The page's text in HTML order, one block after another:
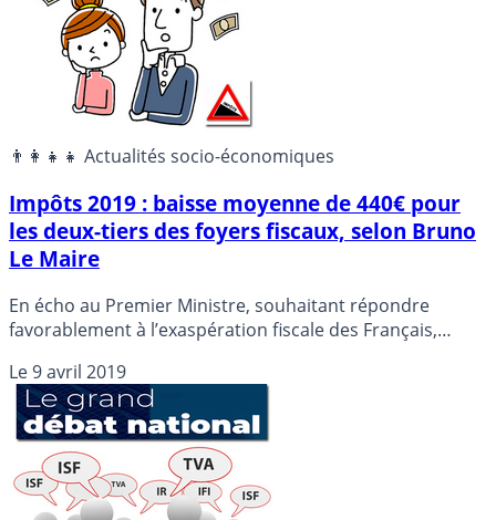
suppression d’une niche fiscale ne peut pas faire
augmenter d’autant les recettes fiscales que le manque à
gagner constaté. Il serait temps de redescendre sur
👨‍👩‍👧‍👧 Actualités socio-économiques
Impôts 2019 : baisse moyenne de 440€ pour
les deux-tiers des foyers fiscaux, selon Bruno
Le Maire
En écho au Premier Ministre, souhaitant répondre
favorablement à l’exaspération fiscale des Français,
déjà en marche. L’économie étant de 440€ en moyenne
pour près de 66% des foyers fiscaux a-t-il précisé ainsi
sur France Info.
Le9 avril 2019